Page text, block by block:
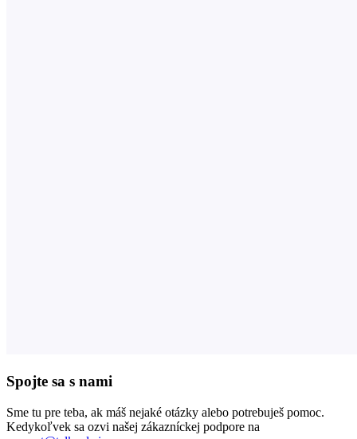
Spojte sa s nami
Sme tu pre teba, ak máš nejaké otázky alebo potrebuješ pomoc.
Kedykoľvek sa ozvi našej zákazníckej podpore na